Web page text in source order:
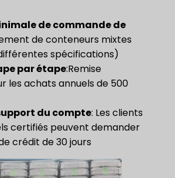
de commande de
de conteneurs mixtes
spécifications)
par étape​:Remise
les achats annuels de 500
du compte​: Les clients
certifiés peuvent demander
crédit de 30 jours